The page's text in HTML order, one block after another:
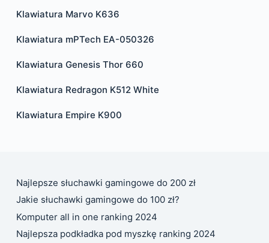
Klawiatura Marvo K636
Klawiatura mPTech EA-050326
Klawiatura Genesis Thor 660
Klawiatura Redragon K512 White
Klawiatura Empire K900
Najlepsze słuchawki gamingowe do 200 zł
Jakie słuchawki gamingowe do 100 zł?
Komputer all in one ranking 2024
Najlepsza podkładka pod myszkę ranking 2024